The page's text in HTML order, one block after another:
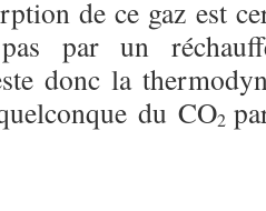
de ce gaz est
par un
donc la
du CO2